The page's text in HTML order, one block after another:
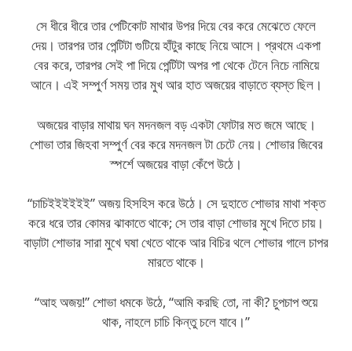
সে ধীরে ধীরে তার পেটিকোট মাথার উপর দিয়ে বের করে মেঝেতে ফেলে
দেয়। তারপর তার পেন্টিটা গুটিয়ে হাঁটুর কাছে নিয়ে আসে। প্রথমে একপা
বের করে, তারপর সেই পা দিয়ে পেন্টিটা অপর পা থেকে টেনে নিচে নামিয়ে
আনে। এই সম্পুর্ণ সময় তার মুখ আর হাত অজয়ের বাড়াতে ব্যস্ত ছিল।
অজয়ের বাড়ার মাথায় ঘন মদনজল বড় একটা ফোটার মত জমে আছে।
শোভা তার জিহবা সম্পুর্ণ বের করে মদনজল টা চেটে নেয়। শোভার জিবের
স্পর্শে অজয়ের বাড়া কেঁপে উঠে।
“চাচিইইইইইই” অজয় হিসহিস করে উঠে। সে দুহাতে শোভার মাথা শক্ত
করে ধরে তার কোমর ঝাকাতে থাকে; সে তার বাড়া শোভার মুখে দিতে চায়।
বাড়াটা শোভার সারা মুখে ঘষা খেতে থাকে আর বিচির থলে শোভার গালে চাপর
মারতে থাকে।
“আহ অজয়!” শোভা ধমকে উঠে, “আমি করছি তো, না কী? চুপচাপ শুয়ে
থাক, নাহলে চাচি কিন্তু চলে যাবে।”